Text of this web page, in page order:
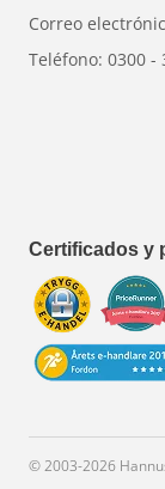
Correo
Teléfono: 0300 -
Certificados y
© 2003-2026